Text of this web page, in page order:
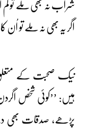
شراب نہ بھی ملے تو کم
اگر یہ بھی نہ ملے تو
نیک صحبت کے متعلق
ہیں: ’’کوئی شخص
پڑھے، صدقات